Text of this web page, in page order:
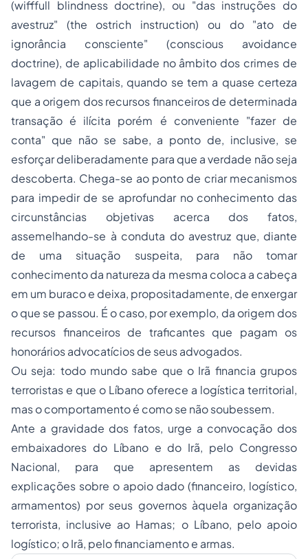
(wifffull blindness doctrine), ou "das instruções do
avestruz" (the ostrich instruction) ou do "ato de
ignorância consciente" (conscious avoidance
doctrine), de aplicabilidade no âmbito dos crimes de
lavagem de capitais, quando se tem a quase certeza
que a origem dos recursos financeiros de determinada
transação é ilícita porém é conveniente "fazer de
conta" que não se sabe, a ponto de, inclusive, se
esforçar deliberadamente para que a verdade não seja
descoberta. Chega-se ao ponto de criar mecanismos
para impedir de se aprofundar no conhecimento das
circunstâncias objetivas acerca dos fatos,
assemelhando-se à conduta do avestruz que, diante
de uma situação suspeita, para não tomar
conhecimento da natureza da mesma coloca a cabeça
em um buraco e deixa, propositadamente, de enxergar
o que se passou. É o caso, por exemplo, da origem dos
recursos financeiros de traficantes que pagam os
honorários advocatícios de seus advogados.
Ou seja: todo mundo sabe que o Irã financia grupos
terroristas e que o Líbano oferece a logística territorial,
mas o comportamento é como se não soubessem.
Ante a gravidade dos fatos, urge a convocação dos
embaixadores do Líbano e do Irã, pelo Congresso
Nacional, para que apresentem as devidas
explicações sobre o apoio dado (financeiro, logístico,
armamentos) por seus governos àquela organização
terrorista, inclusive ao Hamas; o Líbano, pelo apoio
logístico; o Irã, pelo financiamento e armas.